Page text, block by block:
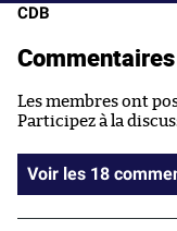
CDB
Commentaires
Les membres ont
Participez à la
Voir les 18